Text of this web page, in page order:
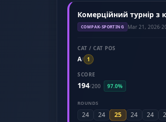
Комерційний турнір з
COMPAK-SPORTING Mar 21, 2026·
CAT / CAT POS
A/ 1
SCORE
194/200 97.0%
ROUNDS
24 24 25 24 24